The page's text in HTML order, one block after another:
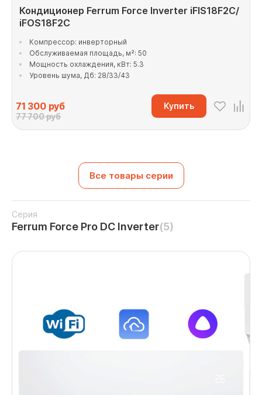
Кондиционер Ferrum Force Inverter iFIS18F2С/
iFOS18F2С
Компрессор: инверторный
Обслуживаемая площадь, м²: 50
Мощность охлаждения, кВт: 5.3
Уровень шума, Дб: 28/33/43
71 300руб
77 700 руб
Купить
Все товары серии
Серия
Ferrum Force Pro DC Inverter(5)